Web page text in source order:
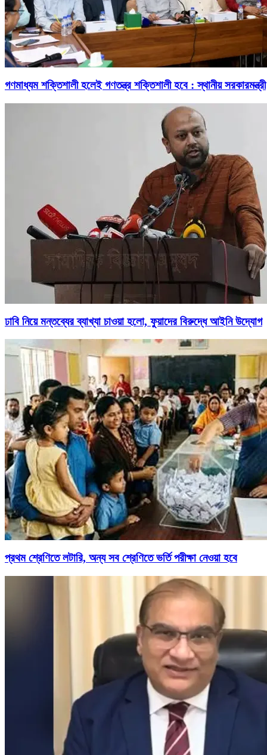
গণমাধ্যম শক্তিশালী হলেই গণতন্ত্র শক্তিশালী হবে : স্থানীয় সরকারমন্ত্রী
ঢাবি নিয়ে মন্তব্যের ব্যাখ্যা চাওয়া হলো, ফুয়াদের বিরুদ্ধে আইনি উদ্যোগ
প্রথম শ্রেণিতে লটারি, অন্য সব শ্রেণিতে ভর্তি পরীক্ষা নেওয়া হবে